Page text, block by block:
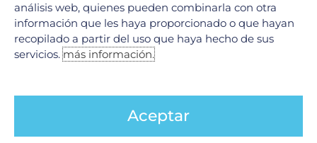
Imagenología
Hemodinamia
Ver todos
Legales
análisis web, quienes pueden combinarla con otra
información que les haya proporcionado o que hayan
recopilado a partir del uso que haya hecho de sus
servicios.más información.
Aceptar